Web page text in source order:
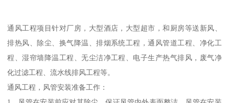
通风工程项目针对厂房，大型酒店，大型超市，和厨房等送新风、
排热风、除尘、换气降温、排烟系统工程，通风管道工程、净化工
程、湿帘墙降温工程、无尘洁净工程、电子生产热气排风，废气净
化过滤工程、流水线排风工程等。
通风工程，风管安装准备工作：